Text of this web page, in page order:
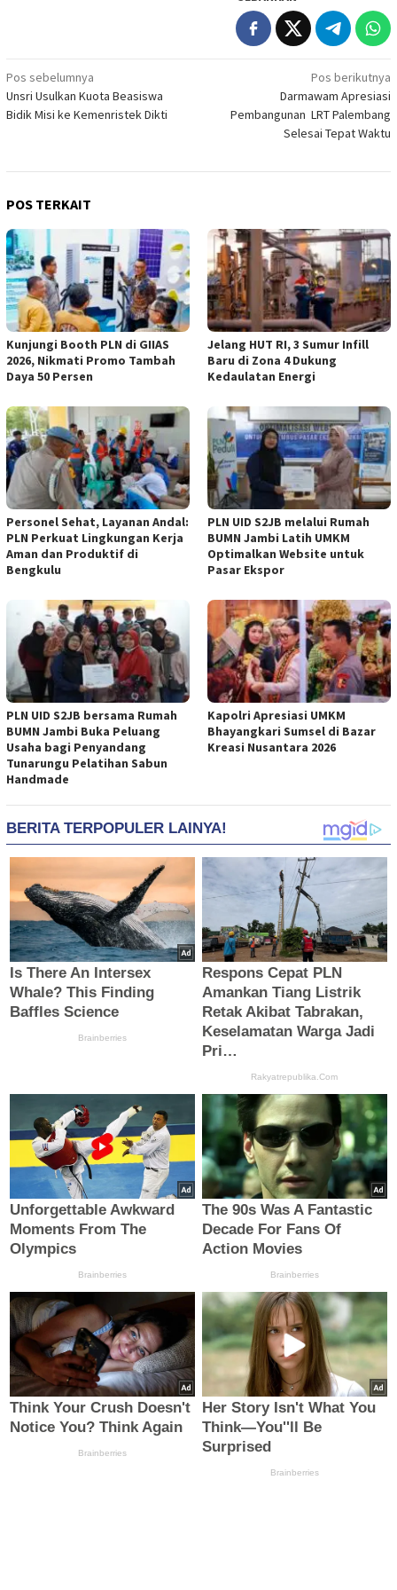
Navigasi
pos
Pos sebelumnya
Unsri Usulkan Kuota Beasiswa
Bidik Misi ke Kemenristek Dikti
Pos berikutnya
Darmawam Apresiasi
Pembangunan LRT Palembang
Selesai Tepat Waktu
POS TERKAIT
Kunjungi Booth PLN di GIIAS
2026, Nikmati Promo Tambah
Daya 50 Persen
Jelang HUT RI, 3 Sumur Infill
Baru di Zona 4 Dukung
Kedaulatan Energi
Personel Sehat, Layanan Andal:
PLN Perkuat Lingkungan Kerja
Aman dan Produktif di
Bengkulu
PLN UID S2JB melalui Rumah
BUMN Jambi Latih UMKM
Optimalkan Website untuk
Pasar Ekspor
PLN UID S2JB bersama Rumah
BUMN Jambi Buka Peluang
Usaha bagi Penyandang
Tunarungu Pelatihan Sabun
Handmade
Kapolri Apresiasi UMKM
Bhayangkari Sumsel di Bazar
Kreasi Nusantara 2026